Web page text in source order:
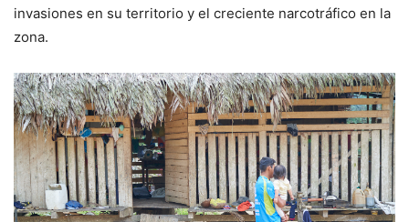
invasiones en su territorio y el creciente narcotráfico en la
zona.